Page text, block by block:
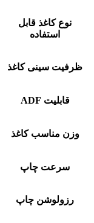
نوع کاغذ قابل
استفاده
ظرفیت سینی کاغذ
قابلیت ADF
وزن مناسب کاغذ
سرعت چاپ
رزولوشن چاپ